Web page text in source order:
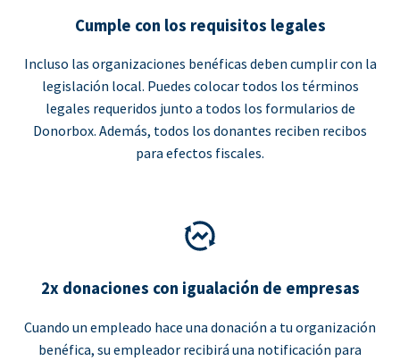
Cumple con los requisitos legales
Incluso las organizaciones benéficas deben cumplir con la
legislación local. Puedes colocar todos los términos
legales requeridos junto a todos los formularios de
Donorbox. Además, todos los donantes reciben recibos
para efectos fiscales.
2x donaciones con igualación de empresas
Cuando un empleado hace una donación a tu organización
benéfica, su empleador recibirá una notificación para